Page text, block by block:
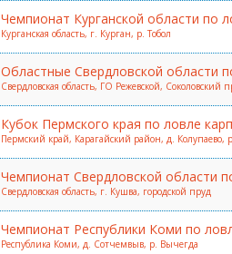
Чемпионат Курганской области по
Курганская область, г. Курган, р. Тобол
Областные Свердловской области
Свердловская область, ГО Режевской, Соколовский
Кубок Пермского края по ловле
Пермский край, Карагайский район, д. Колупаево,
Чемпионат Свердловской области
Свердловская область, г. Кушва, городской пруд
Чемпионат Республики Коми по
Республика Коми, д. Сотчемвыв, р. Вычегда